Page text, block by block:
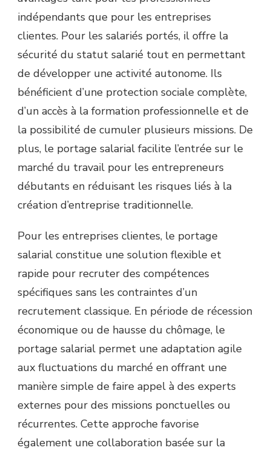
indépendants que pour les entreprises
clientes. Pour les salariés portés, il offre la
sécurité du statut salarié tout en permettant
de développer une activité autonome. Ils
bénéficient d’une protection sociale complète,
d’un accès à la formation professionnelle et de
la possibilité de cumuler plusieurs missions. De
plus, le portage salarial facilite l’entrée sur le
marché du travail pour les entrepreneurs
débutants en réduisant les risques liés à la
création d’entreprise traditionnelle.
Pour les entreprises clientes, le portage
salarial constitue une solution flexible et
rapide pour recruter des compétences
spécifiques sans les contraintes d’un
recrutement classique. En période de récession
économique ou de hausse du chômage, le
portage salarial permet une adaptation agile
aux fluctuations du marché en offrant une
manière simple de faire appel à des experts
externes pour des missions ponctuelles ou
récurrentes. Cette approche favorise
également une collaboration basée sur la